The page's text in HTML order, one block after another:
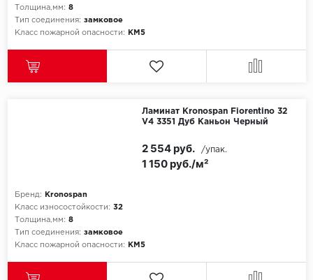
Толщина,мм: 8
Тип соединения: замковое
Класс пожарной опасности:
КМ5
Ламинат Kronospan Fiorentino 32
V4 3351 Дуб Каньон Черный
Бренд:
Kronospan
Класс износостойкости: 32
Толщина,мм: 8
Тип соединения: замковое
Класс пожарной опасности:
КМ5
1 150 руб./м²
2 554 руб. /упак.